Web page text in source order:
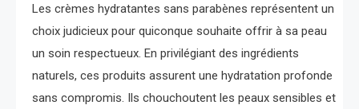
Les crèmes hydratantes sans parabènes représentent un
choix judicieux pour quiconque souhaite offrir à sa peau
un soin respectueux. En privilégiant des ingrédients
naturels, ces produits assurent une hydratation profonde
sans compromis. Ils chouchoutent les peaux sensibles et